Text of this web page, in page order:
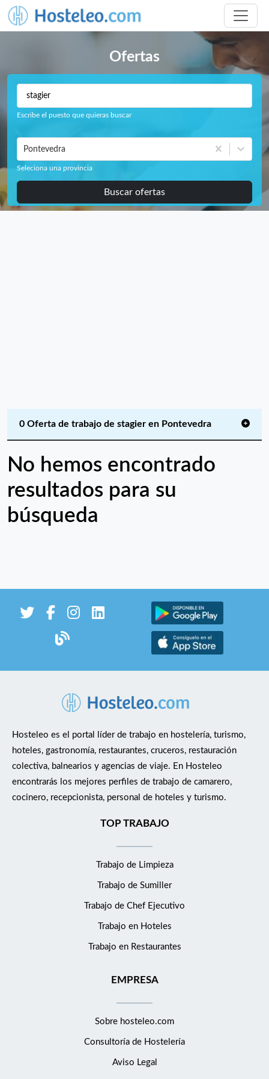
Ofertas
Escribe el puesto que quieras buscar
Pontevedra
Seleciona una provincia
Buscar ofertas
0 Oferta de trabajo de stagier en Pontevedra
No hemos encontrado
resultados para su
búsqueda
Hosteleo es el portal líder de trabajo en hostelería, turismo,
hoteles, gastronomía, restaurantes, cruceros, restauración
colectiva, balnearios y agencias de viaje. En Hosteleo
encontrarás los mejores perfiles de trabajo de camarero,
cocinero, recepcionista, personal de hoteles y turismo.
TOP TRABAJO
Trabajo de Limpieza
Trabajo de Sumiller
Trabajo de Chef Ejecutivo
Trabajo en Hoteles
Trabajo en Restaurantes
EMPRESA
Sobre hosteleo.com
Consultoría de Hostelería
Aviso Legal